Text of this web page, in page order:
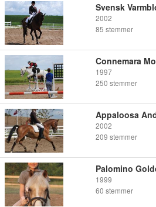
Svensk
2002
85 stemmer
Connemara
1997
250 stemmer
Appaloosa
2002
209 stemmer
Palomino
1999
60 stemmer